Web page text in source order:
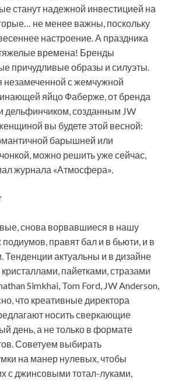
станут надежной инвестицией на
не менее важны, поскольку
настроение. А праздника
тяжелые времена! Бренды
причудливые образы и силуэты.
незамеченной с жемчужной
яйцо Фаберже, от бренда
дельфинчиком, созданным JW
вы будете этой весной:
барышней или
можно решить уже сейчас,
журнала «Атмосфера».
снова ворвавшиеся в нашу
правят бал и в бьюти, и в
актуальны и в дизайне
пайетками, стразами
Simkhai, Tom Ford, JW Anderson,
что креативные директора
носить сверкающие
день, а не только в формате
Советуем выбирать
на манер нулевых, чтобы
с джинсовыми тотал-луками,